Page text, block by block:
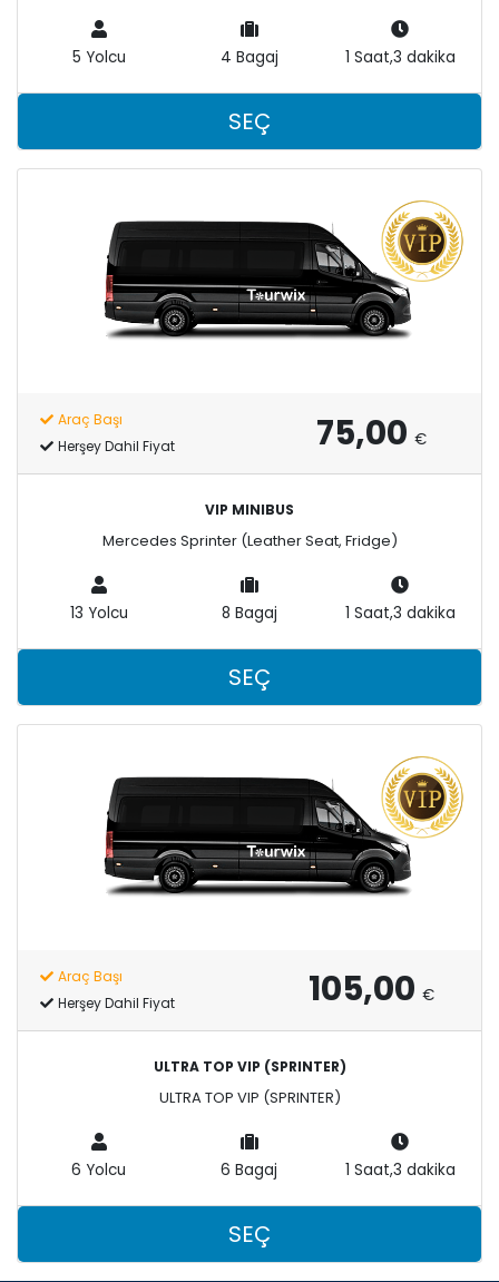
5 Yolcu 4 Bagaj 1 Saat,3 dakika
SEÇ
Araç Başı
Herşey Dahil Fiyat
75,00 €
VIP MINIBUS
Mercedes Sprinter (Leather Seat, Fridge)
13 Yolcu 8 Bagaj 1 Saat,3 dakika
SEÇ
Araç Başı
Herşey Dahil Fiyat
105,00 €
ULTRA TOP VIP (SPRINTER)
ULTRA TOP VIP (SPRINTER)
6 Yolcu 6 Bagaj 1 Saat,3 dakika
SEÇ